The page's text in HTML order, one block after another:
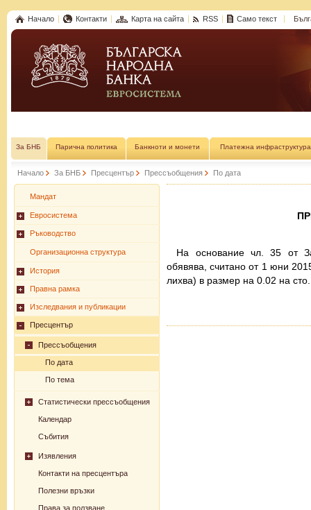
Начало Контакти Карта на сайта RSS Само текст
За БНБ Парична политика Банкноти и монети Платежна инфраструктура
Начало За БНБ Пресцентър Прессъобщения По дата
Мандат
Евросистема
Ръководство
Организационна структура
История
Правна рамка
Изследвания и публикации
Пресцентър
Прессъобщения
По дата
По тема
Статистически прессъобщения
Календар
Събития
Изявления
Контакти на пресцентъра
Полезни връзки
Права за ползване
На основание чл. 35 от
обявява, считано от 1 юни
лихва) в размер на 0.02 на сто.